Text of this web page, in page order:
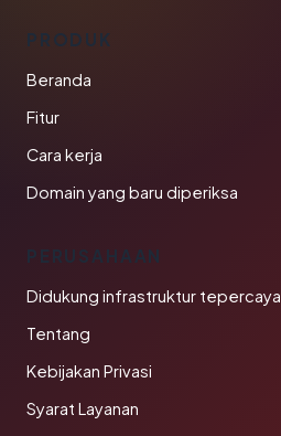
PRODUK
Beranda
Fitur
Cara kerja
Domain yang baru diperiksa
PERUSAHAAN
Didukung infrastruktur tepercaya
Tentang
Kebijakan Privasi
Syarat Layanan